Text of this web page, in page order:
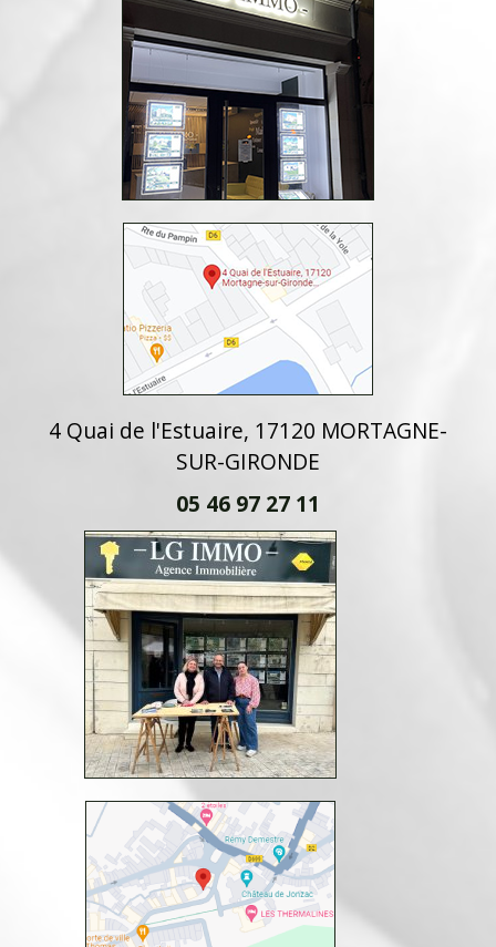
4 Quai de l'Estuaire, 17120 MORTAGNE-
SUR-GIRONDE
05 46 97 27 11